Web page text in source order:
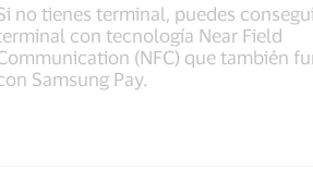
no tienes terminal, puedes
con tecnología Near Field
(NFC) que también
Samsung Pay.